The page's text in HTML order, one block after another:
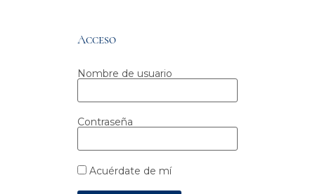
Acceso
Nombre de usuario
Contraseña
Acuérdate de mí